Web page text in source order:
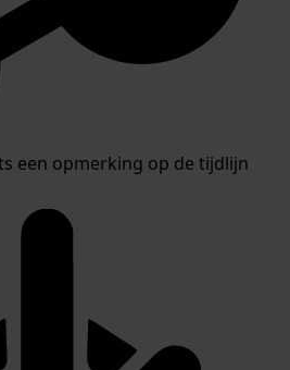
een opmerking op de tijdlijn